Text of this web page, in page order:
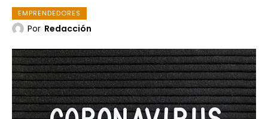
EMPRENDEDORES
Por Redacción